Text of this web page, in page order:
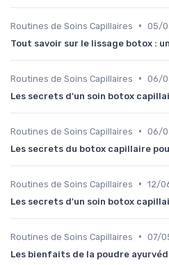
Routines de Soins Capillaires • 05/
Tout savoir sur le lissage botox :
Routines de Soins Capillaires • 06/
Les secrets d'un soin botox
Routines de Soins Capillaires • 06/
Les secrets du botox capillaire
Routines de Soins Capillaires • 12/
Les secrets d'un soin botox
Routines de Soins Capillaires • 07/
Les bienfaits de la poudre